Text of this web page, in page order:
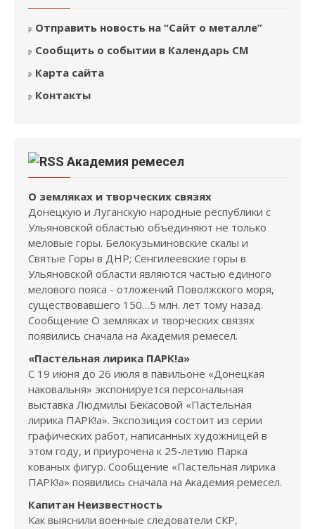
Отправить новость на “Сайт о металле”
Сообщить о событии в Календарь СМ
Карта сайта
Контакты
Академия ремесел
О земляках и творческих связях
Донецкую и Луганскую народные республики с
Ульяновской областью объединяют не только
меловые горы. Белокузьминовские скалы и
Святые Горы в ДНР; Сенгилеевские горы в
Ульяновской области являются частью единого
мелового пояса - отложений Поволжского моря,
существовавшего 150…5 млн. лет тому назад.
Сообщение О земляках и творческих связях
появились сначала на Академия ремесел.
«Пастельная лирика ПАРК!а»
С 19 июня до 26 июля в павильоне «Донецкая
наковальня» экспонируется персональная
выставка Людмилы Бекасовой «Пастельная
лирика ПАРК!а». Экспозиция состоит из серии
графических работ, написанных художницей в
этом году, и приурочена к 25-летию Парка
кованых фигур. Сообщение «Пастельная лирика
ПАРК!а» появились сначала на Академия ремесел.
Капитан Неизвестность
Как выяснили военные следователи СКР,